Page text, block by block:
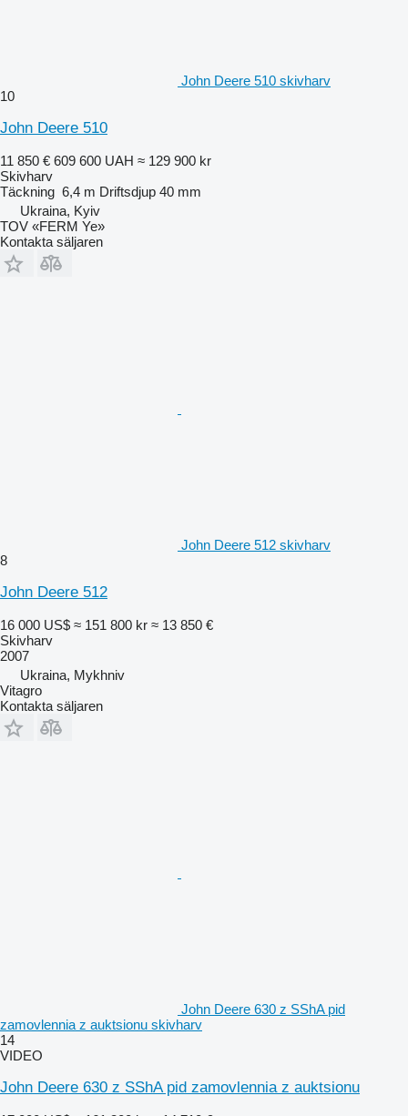
John Deere 510 skivharv
10
John Deere 510
11 850 € 609 600 UAH ≈ 129 900 kr
Skivharv
Täckning 6,4 m Driftsdjup 40 mm
Ukraina, Kyiv
TOV «FERM Ye»
Kontakta säljaren
John Deere 512 skivharv
8
John Deere 512
16 000 US$ ≈ 151 800 kr ≈ 13 850 €
Skivharv
2007
Ukraina, Mykhniv
Vitagro
Kontakta säljaren
John Deere 630 z SShA pid
zamovlennia z auktsionu skivharv
14
VIDEO
John Deere 630 z SShA pid zamovlennia z auktsionu